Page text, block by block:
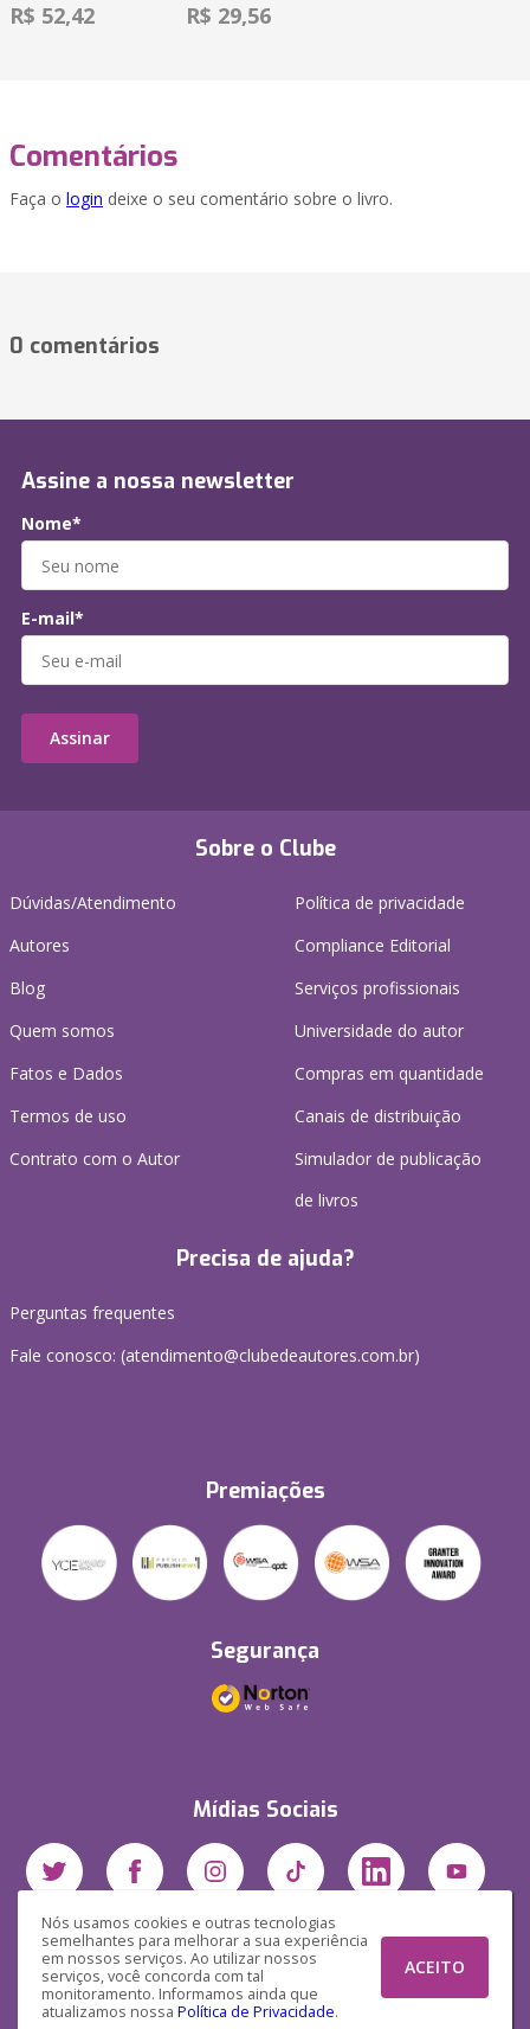
Nós usamos cookies e outras tecnologias
semelhantes para melhorar a sua experiência
em nossos serviços. Ao utilizar nossos
serviços, você concorda com tal
monitoramento. Informamos ainda que
atualizamos nossa Política de Privacidade.
ACEITO
R$ 52,42 R$ 29,56
Comentários
Faça o login deixe o seu comentário sobre o livro.
0 comentários
Sobre o Clube
Dúvidas/Atendimento
Autores
Blog
Quem somos
Fatos e Dados
Termos de uso
Contrato com o Autor
Política de privacidade
Compliance Editorial
Serviços profissionais
Universidade do autor
Compras em quantidade
Canais de distribuição
Simulador de publicação
de livros
Precisa de ajuda?
Perguntas frequentes
Fale conosco: (atendimento@clubedeautores.com.br)
Premiações
Segurança
Mídias Sociais
Assine a nossa newsletter
Nome*
E-mail*
Assinar